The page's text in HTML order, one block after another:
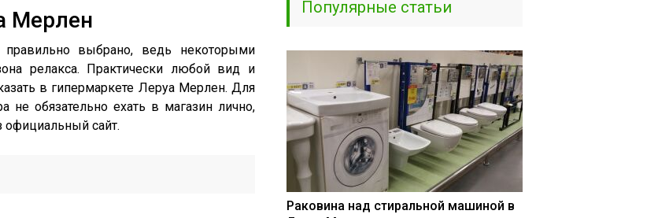
Мерлен
выбрано, ведь некоторыми
релакса. Практически любой вид и
в гипермаркете Леруа Мерлен. Для
обязательно ехать в магазин лично,
официальный сайт.
Популярные статьи
Раковина над стиральной машиной в